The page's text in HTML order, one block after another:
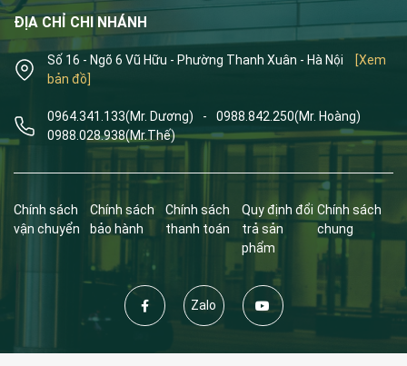
ĐỊA CHỈ CHI NHÁNH
Số 16 - Ngõ 6 Vũ Hữu - Phường Thanh Xuân - Hà Nội
[Xem
bản đồ]
0964.341.133(Mr. Dương) - 0988.842.250(Mr. Hoàng)
0988.028.938(Mr.Thế)
Chính sách
vận chuyển
Chính sách
bảo hành
Chính sách
thanh toán
Quy định đổi
trả sản
phẩm
Chính sách
chung
Zalo